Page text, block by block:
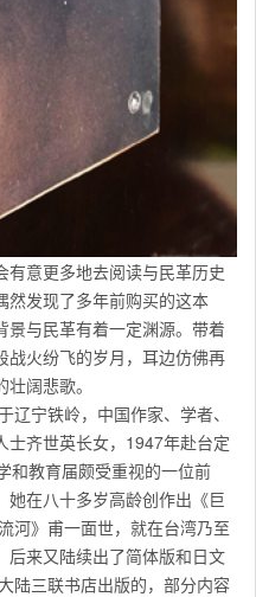
意更多地去阅读与民革历史
然发现了多年前购买的这本
景与民革有着一定渊源。带着
战火纷飞的岁月，耳边仿佛再
阔悲歌。
宁铁岭，中国作家、学者、
士齐世英长女，1947年赴台定
和教育届颇受重视的一位前
她在八十多岁高龄创作出《巨
河》甫一面世，就在台湾乃至
后来又陆续出了简体版和日文
陆三联书店出版的，部分内容